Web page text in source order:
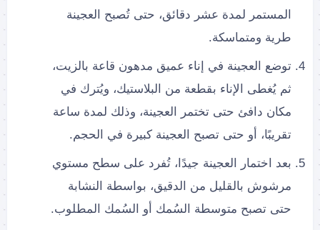
المستمر لمدة عشر دقائق، حتى تُصبح العجينة
طرية ومتماسكة.
توضع العجينة في إناء عميق مدهون قاعة بالزيت،
ثم يُغطى الإناء بقطعة من البلاستيك، ويُترك في
مكان دافئ حتى تختمر العجينة، وذلك لمدة ساعة
تقريبًا، أو حتى تصبح العجينة كبيرة في الحجم.
بعد اختمار العجينة جيدًا، تُفرد على سطح مستوي
مرشوش بالقليل من الدقيق، بواسطة النشابة
حتى تصبح متوسطة السُمك أو السُمك المطلوب.